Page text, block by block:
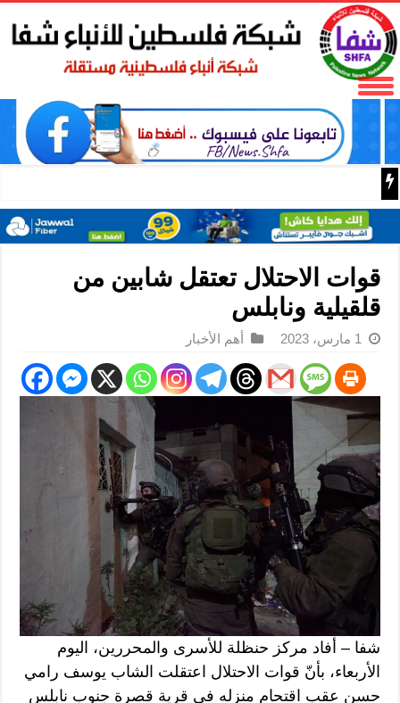
البر الرئيسي ينتقد سلطات الحزب الديمقراطي التقدمي
قوات الاحتلال تعتقل شابين من
قلقيلية ونابلس
1 مارس، 2023 أهم الأخبار
شفا – أفاد مركز حنظلة للأسرى والمحررين، اليوم
الأربعاء، بأنّ قوات الاحتلال اعتقلت الشاب يوسف رامي
حسن عقب اقتحام منزله في قرية قصرة جنوب نابلس